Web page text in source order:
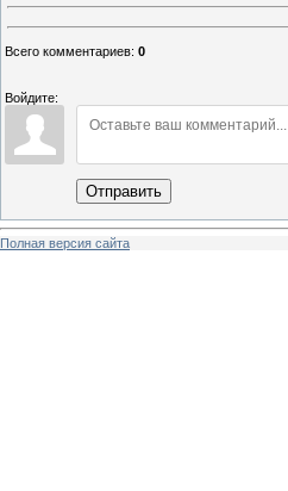
Всего комментариев: 0
Войдите:
Отправить
Полная версия сайта